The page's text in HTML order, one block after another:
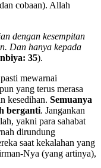
cobaan). Allah
dengan kesempitan
Dan hanya kepada
35).
mewarnai
yang terus merasa
kesedihan. Semuanya
berganti. Jangankan
yakni para sahabat
dirundung
saat kekalahan yang
Nya (yang artinya),